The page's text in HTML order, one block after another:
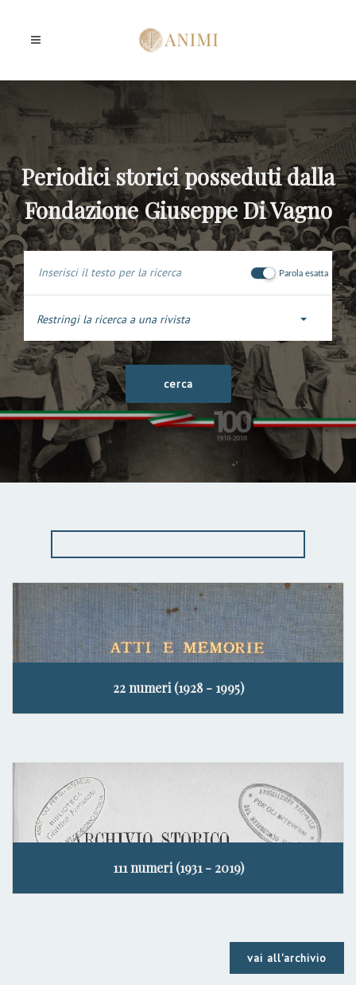
Periodici storici posseduti dalla
Fondazione Giuseppe Di Vagno
Parola esatta
Restringi la ricerca a una rivista
22 numeri (1928 - 1995)
111 numeri (1931 - 2019)
vai all'archivio